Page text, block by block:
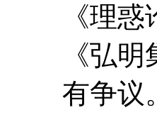
《理惑
《弘
有争议